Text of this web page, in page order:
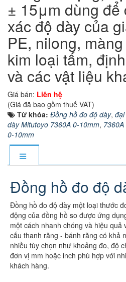
± 15μm dùng để
xác độ dày của
PE, nilong,
kim loại tấm,
và các vật liệu
Giá bán: Liên hệ
(Giá đã bao gồm thuế VAT)
Từ khóa: Đồng hồ đo độ dày,
dày Mitutoyo 7360A 0-10mm,
0-10mm
Đồng hồ đo độ
Đồng hồ đo độ dày một loại thước
động của đồng hồ so được ứng
một cách nhanh chóng và hiệu quả
cấu thanh răng - bánh răng có khả
nhiều tùy chọn như khoảng đo, độ
đơn vị mm hoặc inch phù hợp với
khách hàng.